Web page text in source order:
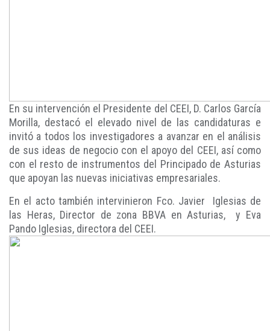
En su intervención el Presidente del CEEI, D. Carlos García
Morilla, destacó el elevado nivel de las candidaturas e
invitó a todos los investigadores a avanzar en el análisis
de sus ideas de negocio con el apoyo del CEEI, así como
con el resto de instrumentos del Principado de Asturias
que apoyan las nuevas iniciativas empresariales.
En el acto también intervinieron Fco. Javier Iglesias de
las Heras, Director de zona BBVA en Asturias, y Eva
Pando Iglesias, directora del CEEI.